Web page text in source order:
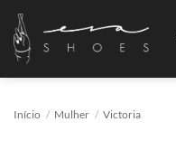
Skip
content
Início / Mulher / Victoria